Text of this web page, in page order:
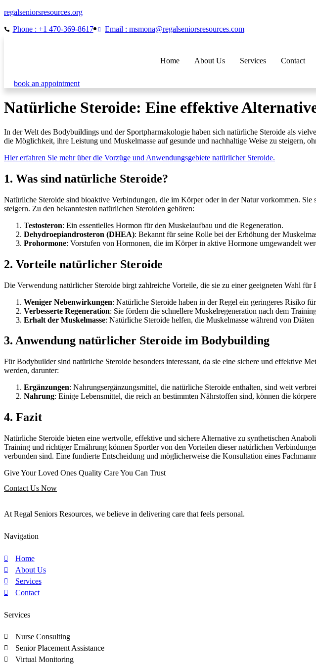
regalseniorsresources.org
Phone : +1 470-369-8617
Email : msmona@regalseniorsresources.com
Home About Us Services Contact
book an appointment
Natürliche Steroide: Eine effektive
In der Welt des Bodybuildings und der Sportpharmakologie haben sich natürliche Steroide als
die Möglichkeit, ihre Leistung und Muskelmasse auf gesunde und nachhaltige Weise zu steigern,
Hier erfahren Sie mehr über die Vorzüge und Anwendungsgebiete natürlicher Steroide.
1. Was sind natürliche Steroide?
Natürliche Steroide sind bioaktive Verbindungen, die im Körper oder in der Natur vorkommen.
steigern. Zu den bekanntesten natürlichen Steroiden gehören:
Testosteron: Ein essentielles Hormon für den Muskelaufbau und die Regeneration.
Dehydroepiandrosteron (DHEA): Bekannt für seine Rolle bei der Erhöhung der
Prohormone: Vorstufen von Hormonen, die im Körper in aktive Hormone umgewandelt
2. Vorteile natürlicher Steroide
Die Verwendung natürlicher Steroide birgt zahlreiche Vorteile, die sie zu einer geeigneten Wahl für
Weniger Nebenwirkungen: Natürliche Steroide haben in der Regel ein geringeres Risiko
Verbesserte Regeneration: Sie fördern die schnellere Muskelregeneration nach dem
Erhalt der Muskelmasse: Natürliche Steroide helfen, die Muskelmasse während von
3. Anwendung natürlicher Steroide im Bodybuilding
Für Bodybuilder sind natürliche Steroide besonders interessant, da sie eine sichere und effektive
werden, darunter:
Ergänzungen: Nahrungsergänzungsmittel, die natürliche Steroide enthalten, sind weit
Nahrung: Einige Lebensmittel, die reich an bestimmten Nährstoffen sind, können die
4. Fazit
Natürliche Steroide bieten eine wertvolle, effektive und sichere Alternative zu synthetischen
Training und richtiger Ernährung können Sportler von den Vorteilen dieser natürlichen
verbunden sind. Eine fundierte Entscheidung und möglicherweise die Konsultation eines
Give Your Loved Ones Quality Care You Can Trust
Contact Us Now
At Regal Seniors Resources, we believe in delivering care that feels personal.
Navigation
Home
About Us
Services
Contact
Services
Nurse Consulting
Senior Placement Assistance
Virtual Monitoring